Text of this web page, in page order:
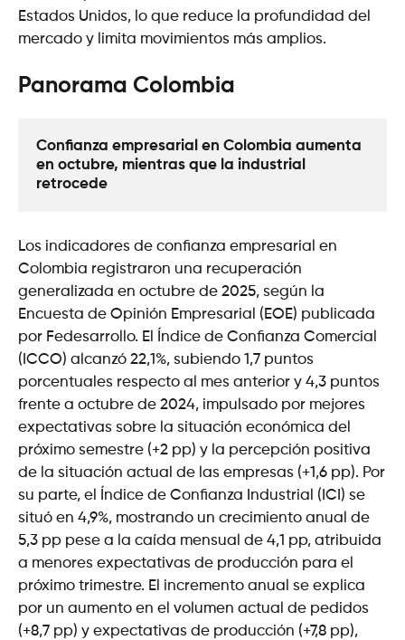
Estados Unidos, lo que reduce la profundidad del
mercado y limita movimientos más amplios.
Panorama Colombia
Confianza empresarial en Colombia aumenta
en octubre, mientras que la industrial
retrocede
Los indicadores de confianza empresarial en
Colombia registraron una recuperación
generalizada en octubre de 2025, según la
Encuesta de Opinión Empresarial (EOE) publicada
por Fedesarrollo. El Índice de Confianza Comercial
(ICCO) alcanzó 22,1%, subiendo 1,7 puntos
porcentuales respecto al mes anterior y 4,3 puntos
frente a octubre de 2024, impulsado por mejores
expectativas sobre la situación económica del
próximo semestre (+2 pp) y la percepción positiva
de la situación actual de las empresas (+1,6 pp). Por
su parte, el Índice de Confianza Industrial (ICI) se
situó en 4,9%, mostrando un crecimiento anual de
5,3 pp pese a la caída mensual de 4,1 pp, atribuida
a menores expectativas de producción para el
próximo trimestre. El incremento anual se explica
por un aumento en el volumen actual de pedidos
(+8,7 pp) y expectativas de producción (+7,8 pp),